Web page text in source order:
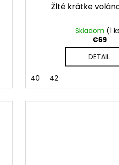
Žlté krátke
Skladom (1
€69
DETAIL
40 42